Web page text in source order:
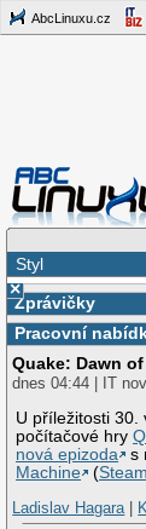
AbcLinuxu.cz
Styl
×
Zprávičky
Pracovní
Quake: Dawn
dnes 04:44 | IT
U příležitosti 30.
počítačové hry
nová epizoda
s
Machine
(Steam
Ladislav Hagara|